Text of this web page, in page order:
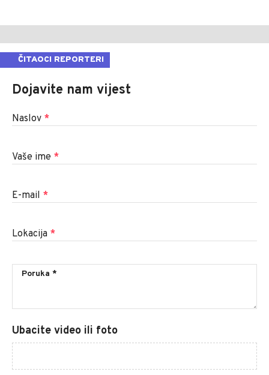
ČITAOCI REPORTERI
Dojavite nam vijest
Naslov *
Vaše ime *
E-mail *
Lokacija *
Ubacite video ili foto